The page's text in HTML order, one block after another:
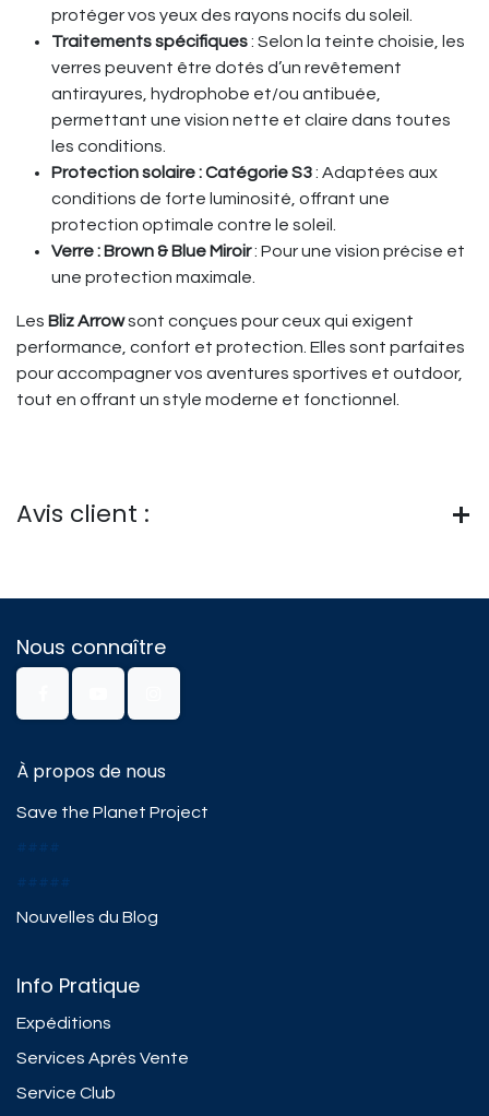
protéger vos yeux des rayons nocifs du soleil.
Traitements spécifiques: Selon la teinte choisie, les
verres peuvent être dotés d’un revêtement
antirayures, hydrophobe et/ou antibuée,
permettant une vision nette et claire dans toutes
les conditions.
Protection solaire : Catégorie S3: Adaptées aux
conditions de forte luminosité, offrant une
protection optimale contre le soleil.
Verre : Brown & Blue Miroir: Pour une vision précise et
une protection maximale.
Les Bliz Arrowsont conçues pour ceux qui exigent
performance, confort et protection. Elles sont parfaites
pour accompagner vos aventures sportives et outdoor,
tout en offrant un style moderne et fonctionnel.
Avis client :
Nous connaître
À propos de nous
Save the Planet Project
####
#####
Nouvelles du Blog
Info Pratique
Expéditions
Services Après Vente
Service Club